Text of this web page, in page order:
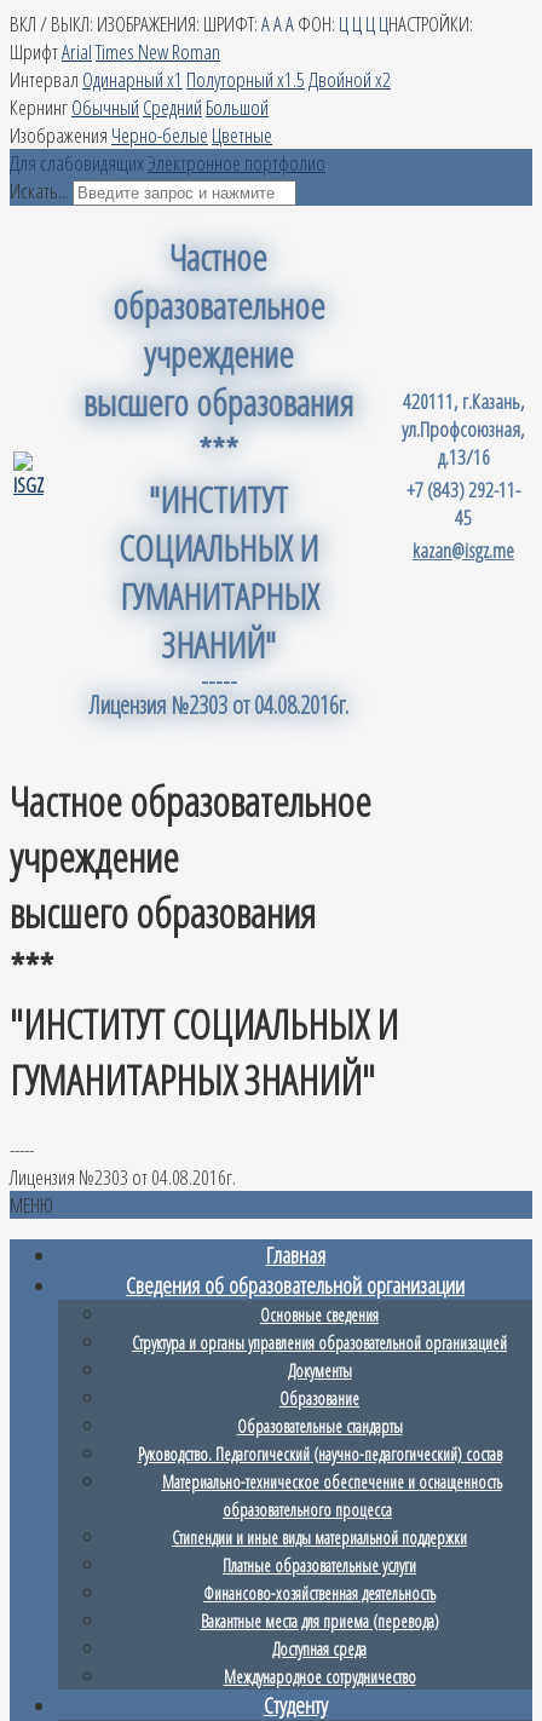
ВКЛ / ВЫКЛ: ИЗОБРАЖЕНИЯ: ШРИФТ:AAAФОН: ЦЦЦЦНАСТРОЙКИ:
ШрифтArialTimes New Roman
Интервал Одинарный х1 Полуторный х1.5Двойной х2
КернингОбычный Средний Большой
Изображения Черно-белые Цветные
Для слабовидящихЭлектронное портфолио
Искать...
Частное
образовательное
учреждение
высшего образования
***
"ИНСТИТУТ
СОЦИАЛЬНЫХ И
ГУМАНИТАРНЫХ
ЗНАНИЙ"
-----
Лицензия №2303 от 04.08.2016г.
420111, г.Казань,
ул.Профсоюзная,
д.13/16
+7 (843) 292-11-
45
kazan@isgz.me
Частное образовательное
учреждение
высшего образования
***
"ИНСТИТУТ СОЦИАЛЬНЫХ И
ГУМАНИТАРНЫХ ЗНАНИЙ"
-----
Лицензия №2303 от 04.08.2016г.
МЕНЮ
Главная
Сведения об образовательной организации
Основные сведения
Структура и органы управления образовательной организацией
Документы
Образование
Образовательные стандарты
Руководство. Педагогический (научно-педагогический) состав
Материально-техническое обеспечение и оснащенность
образовательного процесса
Стипендии и иные виды материальной поддержки
Платные образовательные услуги
Финансово-хозяйственная деятельность
Вакантные места для приема (перевода)
Доступная среда
Международное сотрудничество
Студенту